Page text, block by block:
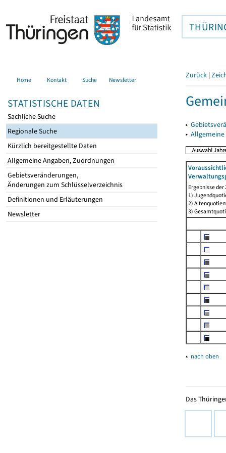
Home Kontakt Suche Newsletter
STATISTISCHE DATEN
Sachliche Suche
Regionale Suche
Kürzlich bereitgestellte Daten
Allgemeine Angaben, Zuordnungen
Gebietsveränderungen,
Änderungen zum Schlüsselverzeichnis
Definitionen und Erläuterungen
Newsletter
Zurück |
▸
▸
Ergebnisse
1)
2)
3)
▴ nach oben
Das